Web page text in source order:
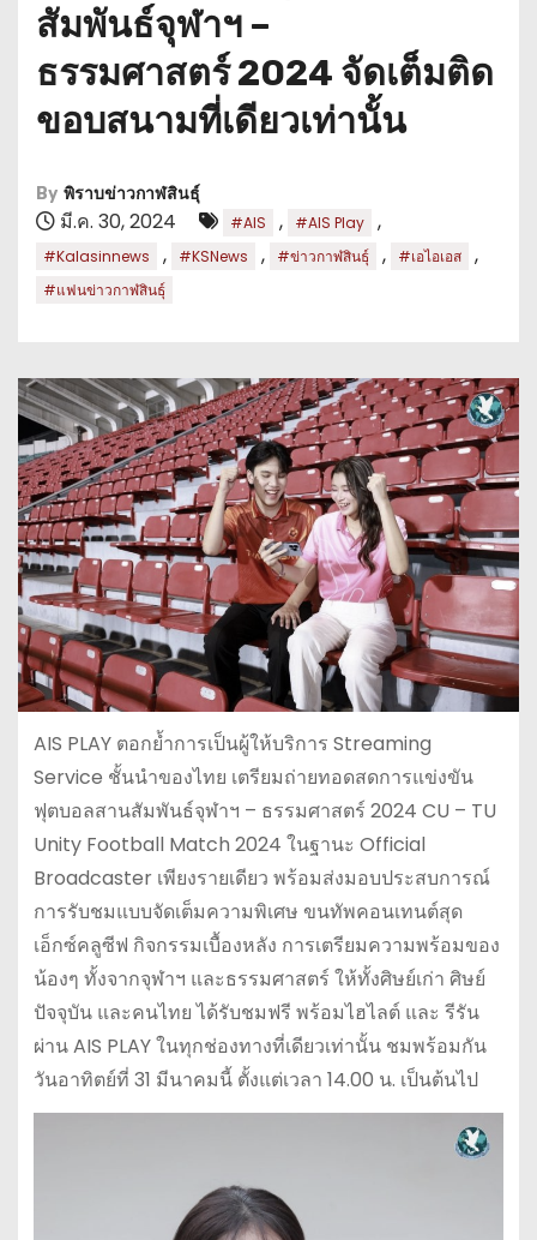
สัมพันธ์จุฬาฯ –
ธรรมศาสตร์ 2024 จัดเต็มติด
ขอบสนามที่เดียวเท่านั้น
By พิราบข่าวกาฬสินธุ์
มี.ค. 30, 2024 #AIS , #AIS Play ,
#Kalasinnews , #KSNews , #ข่าวกาฬสินธุ์ , #เอไอเอส ,
#แฟนข่าวกาฬสินธุ์
AIS PLAY ตอกย้ำการเป็นผู้ให้บริการ Streaming
Service ชั้นนำของไทย เตรียมถ่ายทอดสดการแข่งขัน
ฟุตบอลสานสัมพันธ์จุฬาฯ – ธรรมศาสตร์ 2024 CU – TU
Unity Football Match 2024 ในฐานะ Official
Broadcaster เพียงรายเดียว พร้อมส่งมอบประสบการณ์
การรับชมแบบจัดเต็มความพิเศษ ขนทัพคอนเทนต์สุด
เอ็กซ์คลูซีฟ กิจกรรมเบื้องหลัง การเตรียมความพร้อมของ
น้องๆ ทั้งจากจุฬาฯ และธรรมศาสตร์ ให้ทั้งศิษย์เก่า ศิษย์
ปัจจุบัน และคนไทย ได้รับชมฟรี พร้อมไฮไลต์ และ รีรัน
ผ่าน AIS PLAY ในทุกช่องทางที่เดียวเท่านั้น ชมพร้อมกัน
วันอาทิตย์ที่ 31 มีนาคมนี้ ตั้งแต่เวลา 14.00 น. เป็นต้นไป